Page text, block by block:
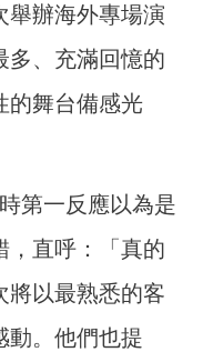
舉辦海外專場演
多、充滿回憶的
的舞台備感光
第一反應以為是
，直呼：「真的
將以最熟悉的客
動。他們也提